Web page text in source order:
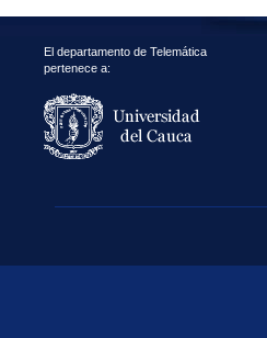
El departamento de Telemática
pertenece a: